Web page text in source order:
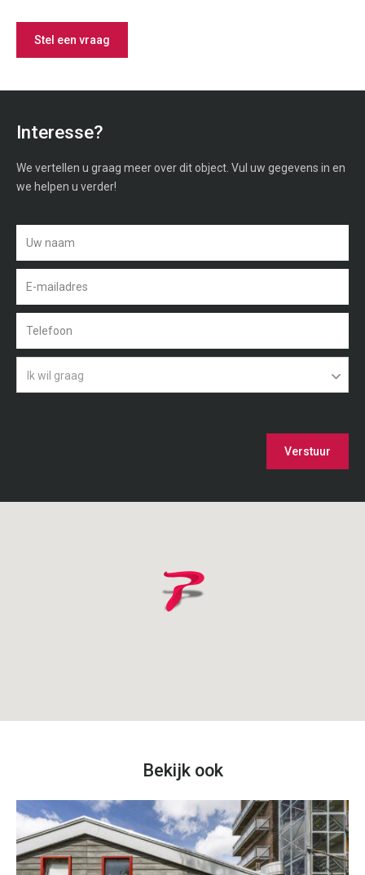
Stel een vraag
Interesse?
We vertellen u graag meer over dit object. Vul uw gegevens in en
we helpen u verder!
Ik wil graag
Verstuur
Bekijk ook